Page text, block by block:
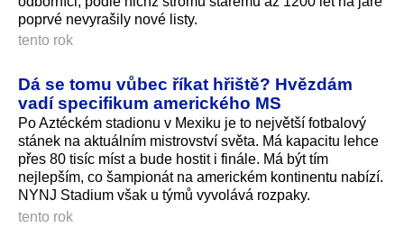
poprvé nevyrašily nové listy.
tento rok
Dá se tomu vůbec říkat hřiště? Hvězdám
vadí specifikum amerického MS
Po Aztéckém stadionu v Mexiku je to největší fotbalový
stánek na aktuálním mistrovství světa. Má kapacitu lehce
přes 80 tisíc míst a bude hostit i finále. Má být tím
nejlepším, co šampionát na americkém kontinentu nabízí.
NYNJ Stadium však u týmů vyvolává rozpaky.
tento rok